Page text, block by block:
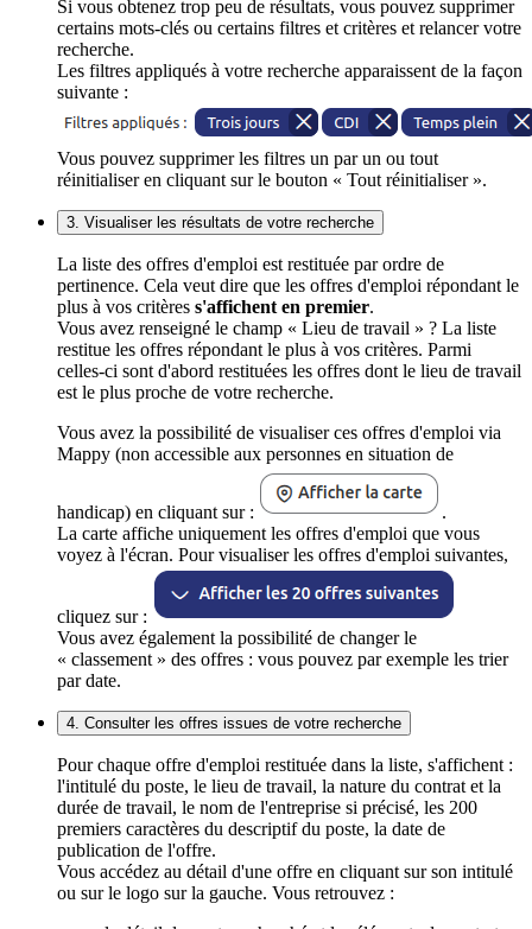
Si vous obtenez trop peu de résultats, vous pouvez supprimer
certains mots-clés ou certains filtres et critères et relancer votre
recherche.
Les filtres appliqués à votre recherche apparaissent de la façon
suivante :
Vous pouvez supprimer les filtres un par un ou tout
réinitialiser en cliquant sur le bouton « Tout réinitialiser ».
3. Visualiser les résultats de votre recherche
La liste des offres d'emploi est restituée par ordre de
pertinence. Cela veut dire que les offres d'emploi répondant le
plus à vos critères s'affichent en premier.
Vous avez renseigné le champ « Lieu de travail » ? La liste
restitue les offres répondant le plus à vos critères. Parmi
celles-ci sont d'abord restituées les offres dont le lieu de travail
est le plus proche de votre recherche.
Vous avez la possibilité de visualiser ces offres d'emploi via
Mappy (non accessible aux personnes en situation de
handicap) en cliquant sur :
.
La carte affiche uniquement les offres d'emploi que vous
voyez à l'écran. Pour visualiser les offres d'emploi suivantes,
cliquez sur :
Vous avez également la possibilité de changer le
« classement » des offres : vous pouvez par exemple les trier
par date.
4. Consulter les offres issues de votre recherche
Pour chaque offre d'emploi restituée dans la liste, s'affichent :
l'intitulé du poste, le lieu de travail, la nature du contrat et la
durée de travail, le nom de l'entreprise si précisé, les 200
premiers caractères du descriptif du poste, la date de
publication de l'offre.
Vous accédez au détail d'une offre en cliquant sur son intitulé
ou sur le logo sur la gauche. Vous retrouvez :